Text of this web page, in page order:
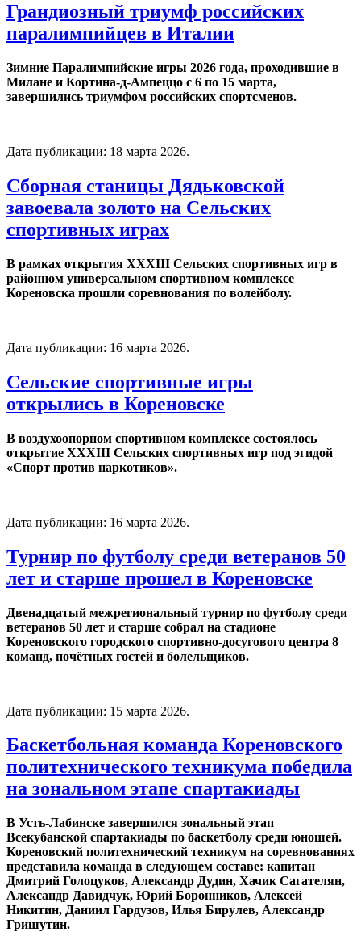
Грандиозный триумф российских
паралимпийцев в Италии
Зимние Паралимпийские игры 2026 года, проходившие в
Милане и Кортина-д-Ампеццо с 6 по 15 марта,
завершились триумфом российских спортсменов.
Дата публикации: 18 марта 2026.
Сборная станицы Дядьковской
завоевала золото на Сельских
спортивных играх
В рамках открытия XXXIII Сельских спортивных игр в
районном универсальном спортивном комплексе
Кореновска прошли соревнования по волейболу.
Дата публикации: 16 марта 2026.
Сельские спортивные игры
открылись в Кореновске
В воздухоопорном спортивном комплексе состоялось
открытие XXXIII Сельских спортивных игр под эгидой
«Спорт против наркотиков».
Дата публикации: 16 марта 2026.
Турнир по футболу среди ветеранов 50
лет и старше прошел в Кореновске
Двенадцатый межрегиональный турнир по футболу среди
ветеранов 50 лет и старше собрал на стадионе
Кореновского городского спортивно-досугового центра 8
команд, почётных гостей и болельщиков.
Дата публикации: 15 марта 2026.
Баскетбольная команда Кореновского
политехнического техникума победила
на зональном этапе спартакиады
В Усть-Лабинске завершился зональный этап
Всекубанской спартакиады по баскетболу среди юношей.
Кореновский политехнический техникум на соревнованиях
представила команда в следующем составе: капитан
Дмитрий Голоцуков, Александр Дудин, Хачик Сагателян,
Александр Давидчук, Юрий Боронников, Алексей
Никитин, Даниил Гардузов, Илья Бирулев, Александр
Гришутин.